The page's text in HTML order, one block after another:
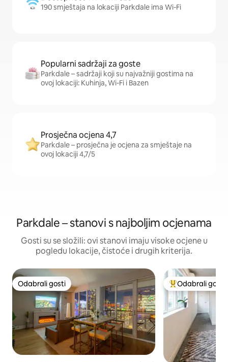
190 smještaja na lokaciji Parkdale ima Wi-Fi
Popularni sadržaji za goste
Parkdale – sadržaji koji su najvažniji gostima na
ovoj lokaciji: Kuhinja, Wi-Fi i Bazen
Prosječna ocjena 4,7
Parkdale – prosječna je ocjena za smještaje na
ovoj lokaciji 4,7/5
Parkdale – stanovi s najboljim ocjenama
Gosti su se složili: ovi stanovi imaju visoke ocjene u
pogledu lokacije, čistoće i drugih kriterija.
Odabrali gosti
Odabrali gosti Među najviše
Odabrali gosti